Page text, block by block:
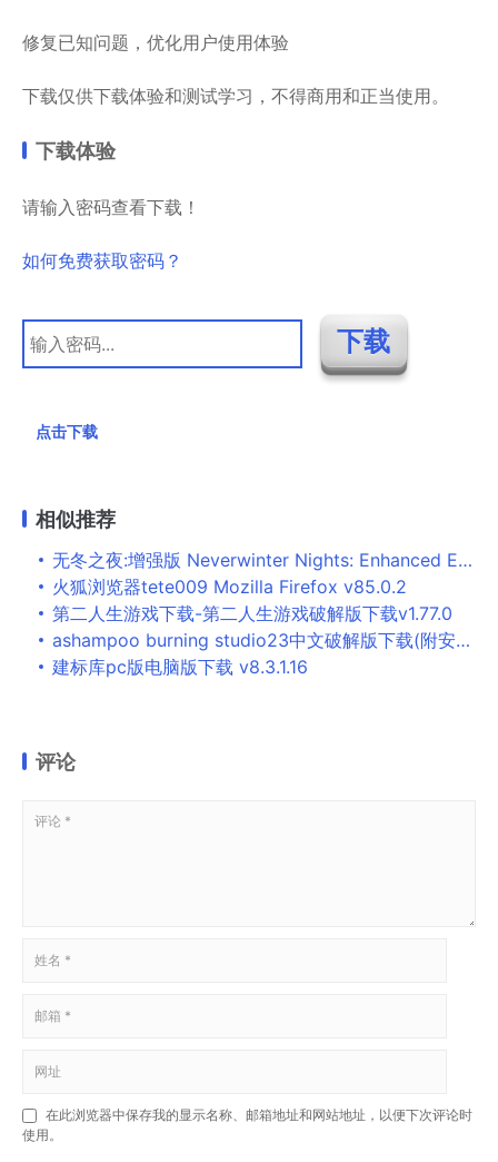
修复已知问题，优化用户使用体验
下载仅供下载体验和测试学习，不得商用和正当使用。
下载体验
请输入密码查看下载！
如何免费获取密码？
点击下载
相似推荐
无冬之夜:增强版 Neverwinter Nights: Enhanced Edition For Mac v87.8193.35-40 角色扮演游戏
火狐浏览器tete009 Mozilla Firefox v85.0.2
第二人生游戏下载-第二人生游戏破解版下载v1.77.0
ashampoo burning studio23中文破解版下载(附安装教程) v23.0
建标库pc版电脑版下载 v8.3.1.16
评论
在此浏览器中保存我的显示名称、邮箱地址和网站地址，以便下次评论时
使用。